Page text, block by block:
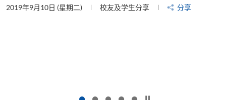
2019年9月10日 (星期二) 校友及学生分享 分享